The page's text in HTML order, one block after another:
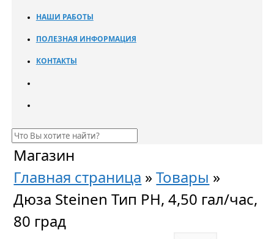
НАШИ РАБОТЫ
ПОЛЕЗНАЯ ИНФОРМАЦИЯ
КОНТАКТЫ
Магазин
Главная страница »Товары »
Дюза Steinen Тип PH, 4,50 гал/час,
80 град